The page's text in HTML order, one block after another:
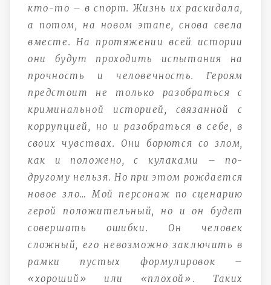
кто-то – в спорт. Жизнь их раскидала,
а потом, на новом этапе, снова свела
вместе. На протяжении всей истории
они будут проходить испытания на
прочность и человечность. Героям
предстоит не только разобраться с
криминальной историей, связанной с
коррупцией, но и разобраться в себе, в
своих чувствах. Они борются со злом,
как и положено, с кулаками – по-
другому нельзя. Но при этом рождается
новое зло… Мой персонаж по сценарию
герой положительный, но и он будет
совершать ошибки. Он человек
сложный, его невозможно заключить в
рамки пустых формулировок –
«хороший» или «плохой». Таких